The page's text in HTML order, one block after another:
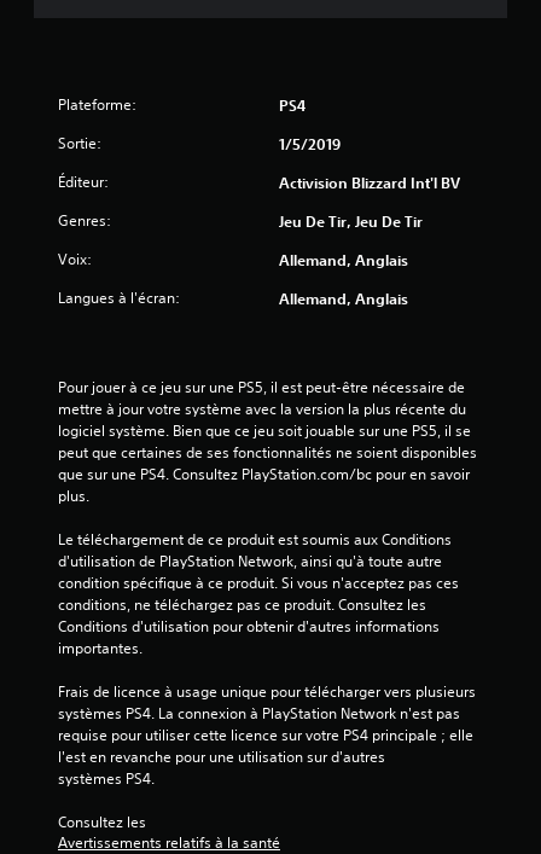
Plateforme: PS4
Sortie: 1/5/2019
Éditeur: Activision Blizzard Int'l BV
Genres: Jeu De Tir, Jeu De Tir
Voix: Allemand, Anglais
Langues à l'écran: Allemand, Anglais
Pour jouer à ce jeu sur une PS5, il est peut-être nécessaire de
mettre à jour votre système avec la version la plus récente du
logiciel système. Bien que ce jeu soit jouable sur une PS5, il se
peut que certaines de ses fonctionnalités ne soient disponibles
que sur une PS4. Consultez PlayStation.com/bc pour en savoir
plus.
Le téléchargement de ce produit est soumis aux Conditions
d'utilisation de PlayStation Network, ainsi qu'à toute autre
condition spécifique à ce produit. Si vous n'acceptez pas ces
conditions, ne téléchargez pas ce produit. Consultez les
Conditions d'utilisation pour obtenir d'autres informations
importantes.
Frais de licence à usage unique pour télécharger vers plusieurs
systèmes PS4. La connexion à PlayStation Network n'est pas
requise pour utiliser cette licence sur votre PS4 principale ; elle
l'est en revanche pour une utilisation sur d'autres
systèmes PS4.
Consultez les
Avertissements relatifs à la santé